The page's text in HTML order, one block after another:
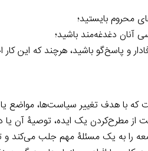
محروم بایستید؛
آنان دغدغه‌مند باشید؛
و پاسخ‌گو باشید، هرچند که این
با هدف تغییر سیاست‌ها، مواضع
مطرح‌کردن یک ایده، توصیۀ آن یا
را به یک مسئلۀ مهم جلب می‌کند و